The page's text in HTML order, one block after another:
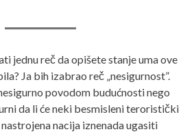
jednu reč da opišete stanje uma ove
Ja bih izabrao reč „nesigurnost”.
povodom budućnosti nego
da li će neki besmisleni teroristički
nacija iznenada ugasiti